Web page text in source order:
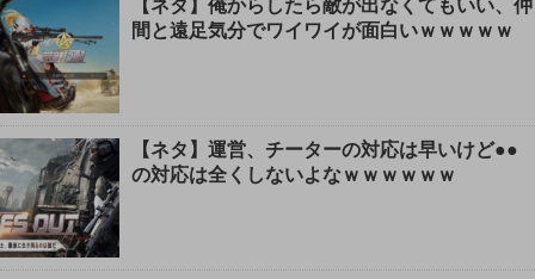
【ネタ】俺からしたら敵が出なくてもいい、仲
間と遠足気分でワイワイが面白いｗｗｗｗｗ
【ネタ】運営、チーターの対応は早いけど●●
の対応は全くしないよなｗｗｗｗｗｗ